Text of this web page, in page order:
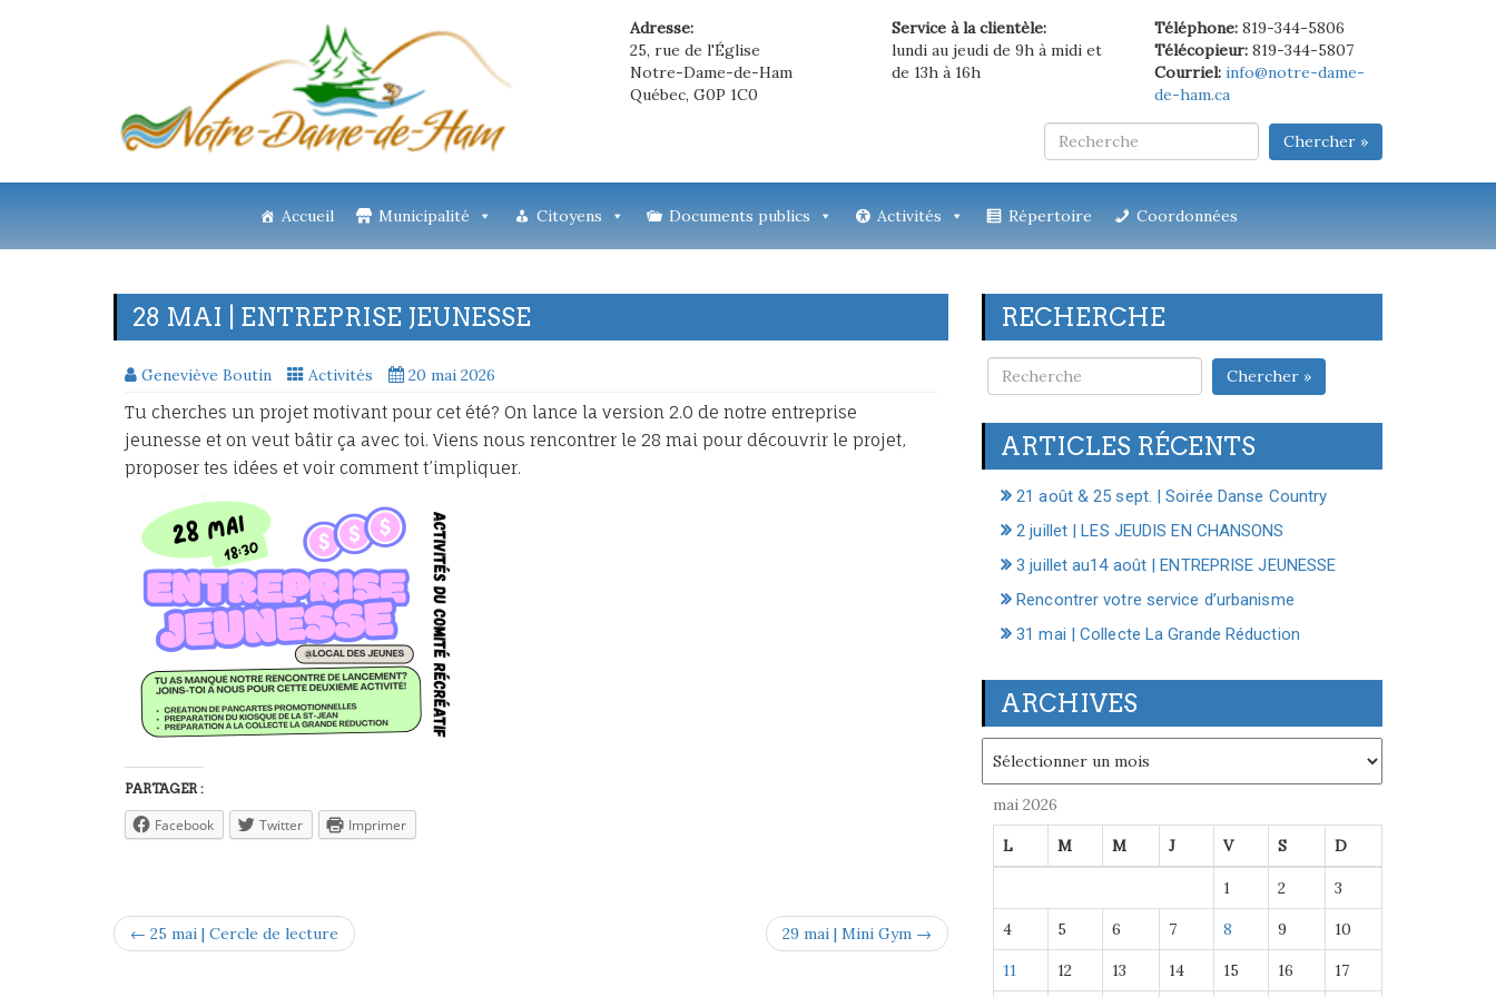
Adresse:
25, rue de l'Église
Notre-Dame-de-Ham
Québec, G0P 1C0
Service à la clientèle:
lundi au jeudi de 9h à midi et
de 13h à 16h
Téléphone:819-344-5806
Télécopieur:819-344-5807
Courriel: info@notre-dame-
de-ham.ca
Chercher »
Accueil Municipalité Citoyens Documents publics Activités Répertoire Coordonnées
28 MAI | ENTREPRISE JEUNESSE
Geneviève Boutin Activités 20 mai 2026
Tu cherches un projet motivant pour cet été? On lance la version 2.0 de notre entreprise
jeunesse et on veut bâtir ça avec toi. Viens nous rencontrer le 28 mai pour découvrir le projet,
proposer tes idées et voir comment t’impliquer.
PARTAGER :
Facebook Twitter Imprimer
← 25 mai | Cercle de lecture 29 mai | Mini Gym →
RECHERCHE
Chercher »
ARTICLES RÉCENTS
21 août & 25 sept. | Soirée Danse Country
2 juillet | LES JEUDIS EN CHANSONS
3 juillet au14 août | ENTREPRISE JEUNESSE
Rencontrer votre service d’urbanisme
31 mai | Collecte La Grande Réduction
ARCHIVES
mai 2026
L M M J V S D
1 2 3
4 5 6 7 8 9 10
11 12 13 14 15 16 17